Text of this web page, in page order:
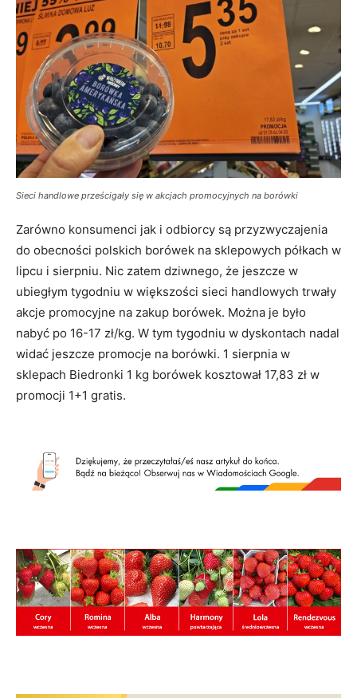
Sieci handlowe prześcigały się w akcjach promocyjnych na borówki
Zarówno konsumenci jak i odbiorcy są przyzwyczajenia
do obecności polskich borówek na sklepowych półkach w
lipcu i sierpniu. Nic zatem dziwnego, że jeszcze w
ubiegłym tygodniu w większości sieci handlowych trwały
akcje promocyjne na zakup borówek. Można je było
nabyć po 16-17 zł/kg. W tym tygodniu w dyskontach nadal
widać jeszcze promocje na borówki. 1 sierpnia w
sklepach Biedronki 1 kg borówek kosztował 17,83 zł w
promocji 1+1 gratis.